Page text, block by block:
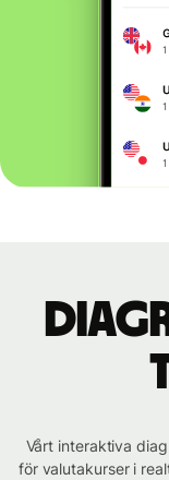
Vårt interaktiva
för valutakurser i